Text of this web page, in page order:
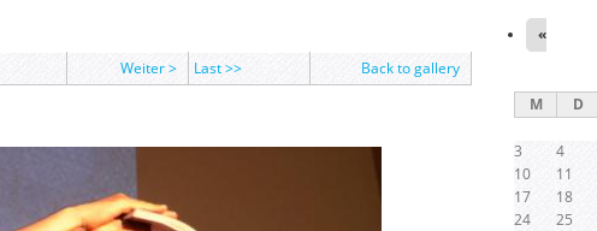
Weiter > Last >> Back to gallery
«
M D
3
4
10
11
17
18
24
25